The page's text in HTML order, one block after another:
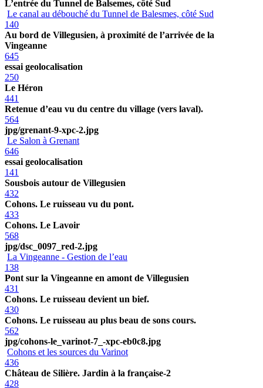
L’entrée du Tunnel de Balsemes, côté Sud
Le canal au débouché du Tunnel de Balesmes, côté Sud
140
Au bord de Villegusien, à proximité de l’arrivée de la
Vingeanne
645
essai geolocalisation
250
Le Héron
441
Retenue d’eau vu du centre du village (vers laval).
564
jpg/grenant-9-xpc-2.jpg
Le Salon à Grenant
646
essai geolocalisation
141
Sousbois autour de Villegusien
432
Cohons. Le ruisseau vu du pont.
433
Cohons. Le Lavoir
568
jpg/dsc_0097_red-2.jpg
La Vingeanne - Gestion de l’eau
138
Pont sur la Vingeanne en amont de Villegusien
431
Cohons. Le ruisseau devient un bief.
430
Cohons. Le ruisseau au plus beau de sons cours.
562
jpg/cohons-le_varinot-7_-xpc-eb0c8.jpg
Cohons et les sources du Varinot
436
Château de Silière. Jardin à la française-2
428